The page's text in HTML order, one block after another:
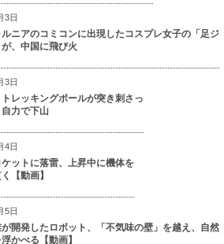
3日
ニアのコミコンに出現したコスプレ女子の「足ジ
、中国に飛び火
3日
レッキングポールが突き刺さっ
力で下山
4日
ットに落雷、上昇中に機体を
【動画】
5日
開発したロボット、「不気味の壁」を越え、自然
かべる【動画】